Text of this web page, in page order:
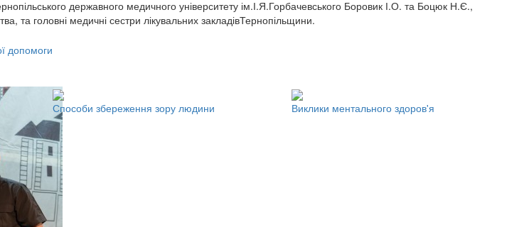
допомоги
державного медичного університету ім.І.Я.Горбачевського Боровик І.О. та Боцюк Н.Є.,
та головні медичні сестри лікувальних закладівТернопільщини.
Способи збереження зору людини Виклики ментального здоров'я